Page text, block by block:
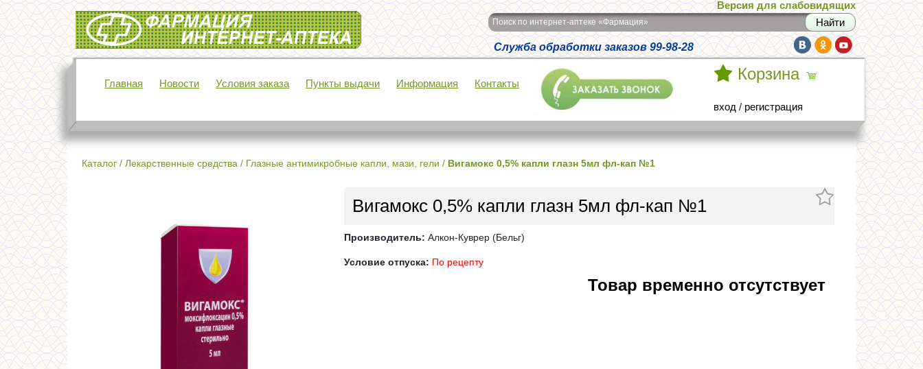
Интернет-аптека Фармация
Версия для слабовидящих
Поиск по интернет-аптеке «Фармация»
Служба обработки заказов 99-98-28
Главная Новости Условия заказа Пункты выдачи Информация Контакты
Корзина
вход / регистрация
Каталог / Лекарственные средства / Глазные антимикробные капли, мази, гели / Вигамокс 0,5% капли глазн 5мл фл-кап №1
Вигамокс 0,5% капли глазн 5мл фл-кап №1
Производитель: Алкон-Куврер (Бельг)
Условие отпуска: По рецепту
Товар временно отсутствует